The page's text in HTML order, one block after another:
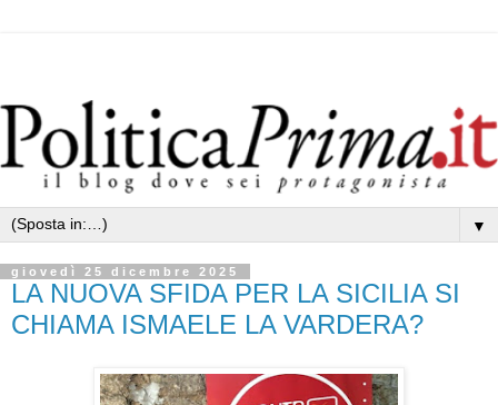
▼
giovedì 25 dicembre 2025
LA NUOVA SFIDA PER LA SICILIA SI
CHIAMA ISMAELE LA VARDERA?